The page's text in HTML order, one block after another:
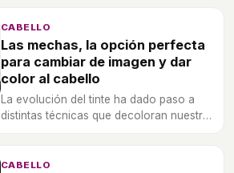
CABELLO
Las mechas, la opción perfecta
para cambiar de imagen y dar
color al cabello
La evolución del tinte ha dado paso a
distintas técnicas que decoloran nuestro
CABELLO